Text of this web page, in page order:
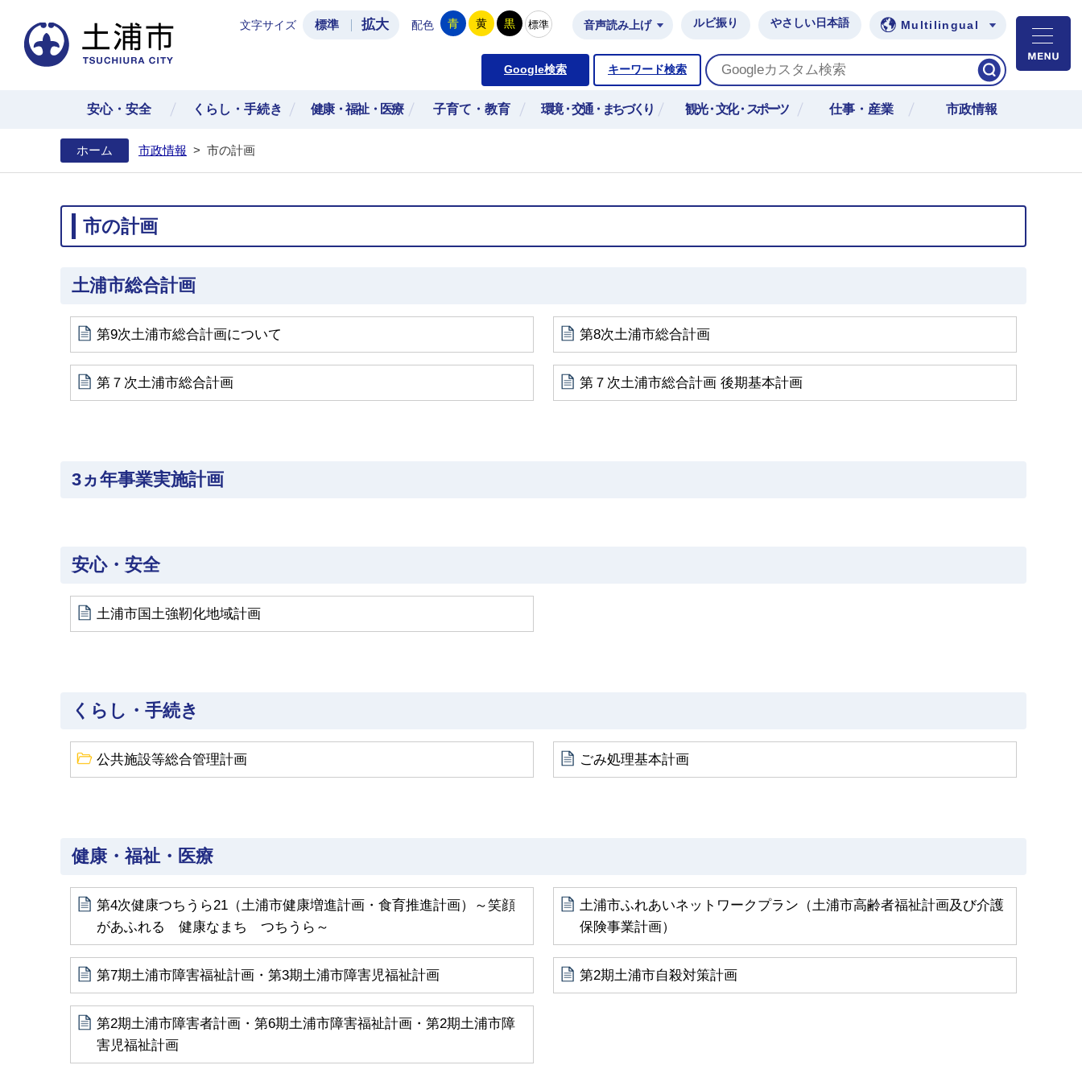
土浦市公式ホームページ
文字サイズ 標準 拡大 配色 青 黄 黒 標準 音声読み上げ ルビ振り やさしい日本語 Multilingual
Google検索 キーワード検索
安心・安全 くらし・手続き 健康・福祉・医療 子育て・教育 環境・交通・まちづくり 観光・文化・スポーツ 仕事・産業 市政情報
ホーム 市政情報 > 市の計画
市の計画
土浦市総合計画
第9次土浦市総合計画について 第8次土浦市総合計画
第７次土浦市総合計画 第７次土浦市総合計画 後期基本計画
3ヵ年事業実施計画
安心・安全
土浦市国土強靭化地域計画
くらし・手続き
公共施設等総合管理計画 ごみ処理基本計画
健康・福祉・医療
第4次健康つちうら21（土浦市健康増進計画・食育推進計画）～笑顔
があふれる 健康なまち つちうら～
土浦市ふれあいネットワークプラン（土浦市高齢者福祉計画及び介護
保険事業計画）
第7期土浦市障害福祉計画・第3期土浦市障害児福祉計画 第2期土浦市自殺対策計画
第2期土浦市障害者計画・第6期土浦市障害福祉計画・第2期土浦市障
害児福祉計画